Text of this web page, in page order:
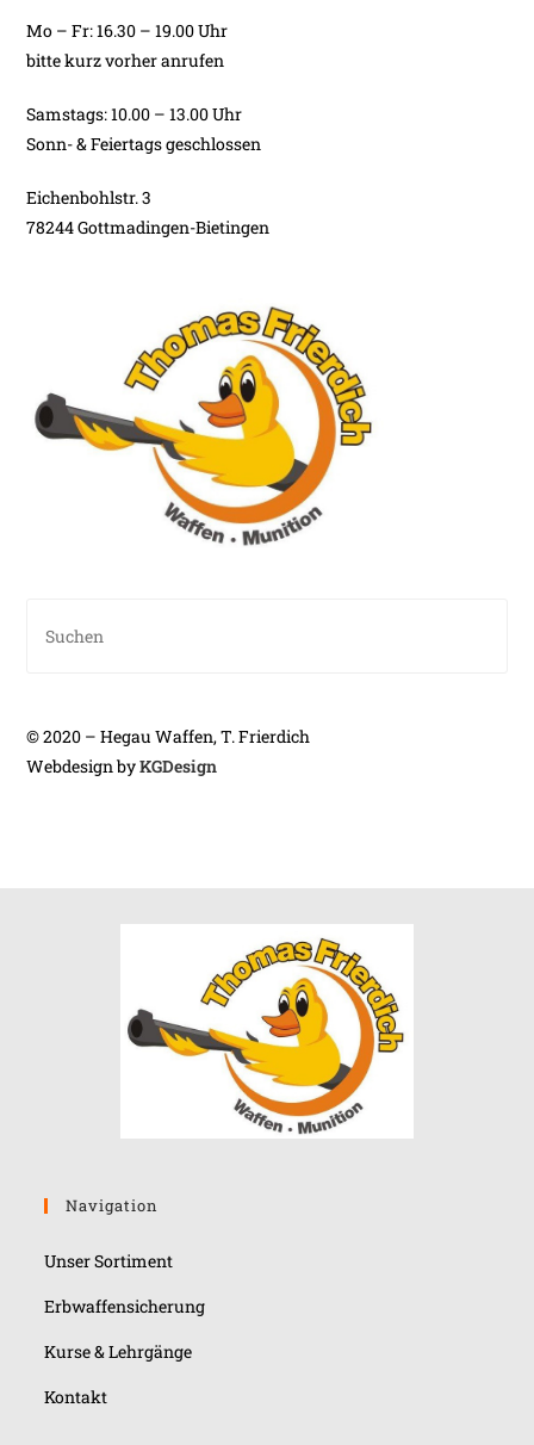
Mo – Fr: 16.30 – 19.00 Uhr
bitte kurz vorher anrufen
Samstags: 10.00 – 13.00 Uhr
Sonn- & Feiertags geschlossen
Eichenbohlstr. 3
78244 Gottmadingen-Bietingen
© 2020 – Hegau Waffen, T. Frierdich
Webdesign byKGDesign
Navigation
Unser Sortiment
Erbwaffensicherung
Kurse & Lehrgänge
Kontakt